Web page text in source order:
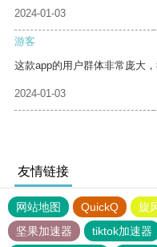
2024-01-03
游客
这款app的用户群体非常庞大
2024-01-03
友情链接
网站地图 QuickQ 旋
坚果加速器
tiktok加速器